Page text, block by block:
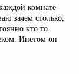
комнате
зачем столько,
кто то
Инетом он